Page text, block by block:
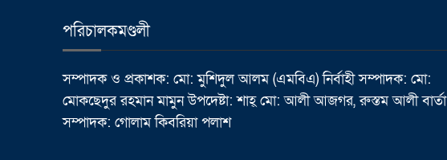
পরিচালকমণ্ডলী
সম্পাদক ও প্রকাশক: মো: মুশিদুল আলম (এমবিএ) নির্বাহী সম্পাদক: মো:
মোকছেদুর রহমান মামুন উপদেষ্টা: শাহ্ মো: আলী আজগর, রুস্তম আলী বার্তা
সম্পাদক: গোলাম কিবরিয়া পলাশ